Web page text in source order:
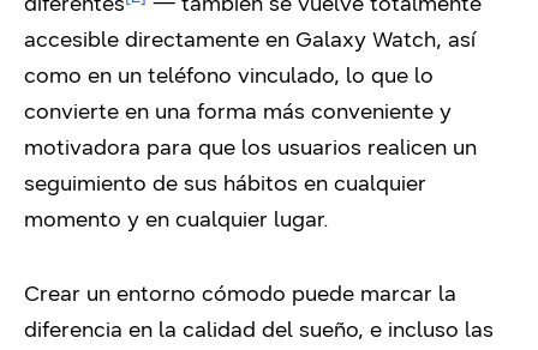
accesible directamente en Galaxy Watch, así
como en un teléfono vinculado, lo que lo
convierte en una forma más conveniente y
motivadora para que los usuarios realicen un
seguimiento de sus hábitos en cualquier
momento y en cualquier lugar.
Crear un entorno cómodo puede marcar la
diferencia en la calidad del sueño, e incluso las